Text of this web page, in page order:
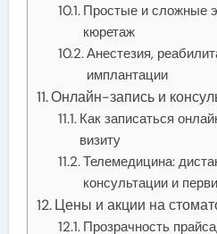
Простые и сложные
кюретаж
Анестезия,
имплантации
Онлайн-запись и
Как записаться
визиту
Телемедицина:
консультации и
Цены и акции на
Прозрачность